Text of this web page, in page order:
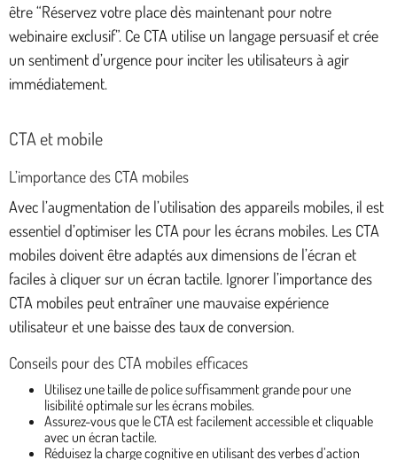
être “Réservez votre place dès maintenant pour notre
webinaire exclusif”. Ce CTA utilise un langage persuasif et crée
un sentiment d’urgence pour inciter les utilisateurs à agir
immédiatement.
CTA et mobile
L’importance des CTA mobiles
Avec l’augmentation de l’utilisation des appareils mobiles, il est
essentiel d’optimiser les CTA pour les écrans mobiles. Les CTA
mobiles doivent être adaptés aux dimensions de l’écran et
faciles à cliquer sur un écran tactile. Ignorer l’importance des
CTA mobiles peut entraîner une mauvaise expérience
utilisateur et une baisse des taux de conversion.
Conseils pour des CTA mobiles efficaces
Utilisez une taille de police suffisamment grande pour une
lisibilité optimale sur les écrans mobiles.
Assurez-vous que le CTA est facilement accessible et cliquable
avec un écran tactile.
Réduisez la charge cognitive en utilisant des verbes d’action